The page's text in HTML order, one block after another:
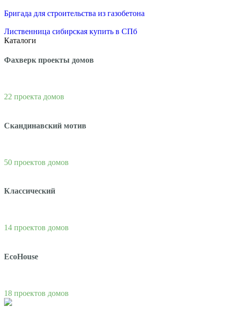
Бригада для строительства из газобетона
Лиственница сибирская купить в СПб
Каталоги
Фахверк проекты домов
22 проекта домов
Скандинавский мотив
50 проектов домов
Классический
14 проектов домов
EcoHouse
18 проектов домов